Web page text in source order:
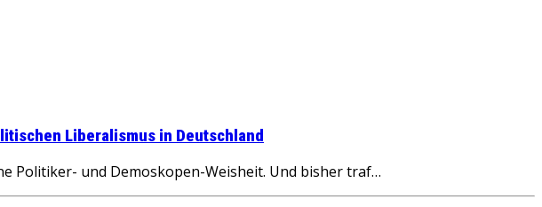
Liberalismus in Deutschland
Politiker- und Demoskopen-Weisheit. Und bisher traf…